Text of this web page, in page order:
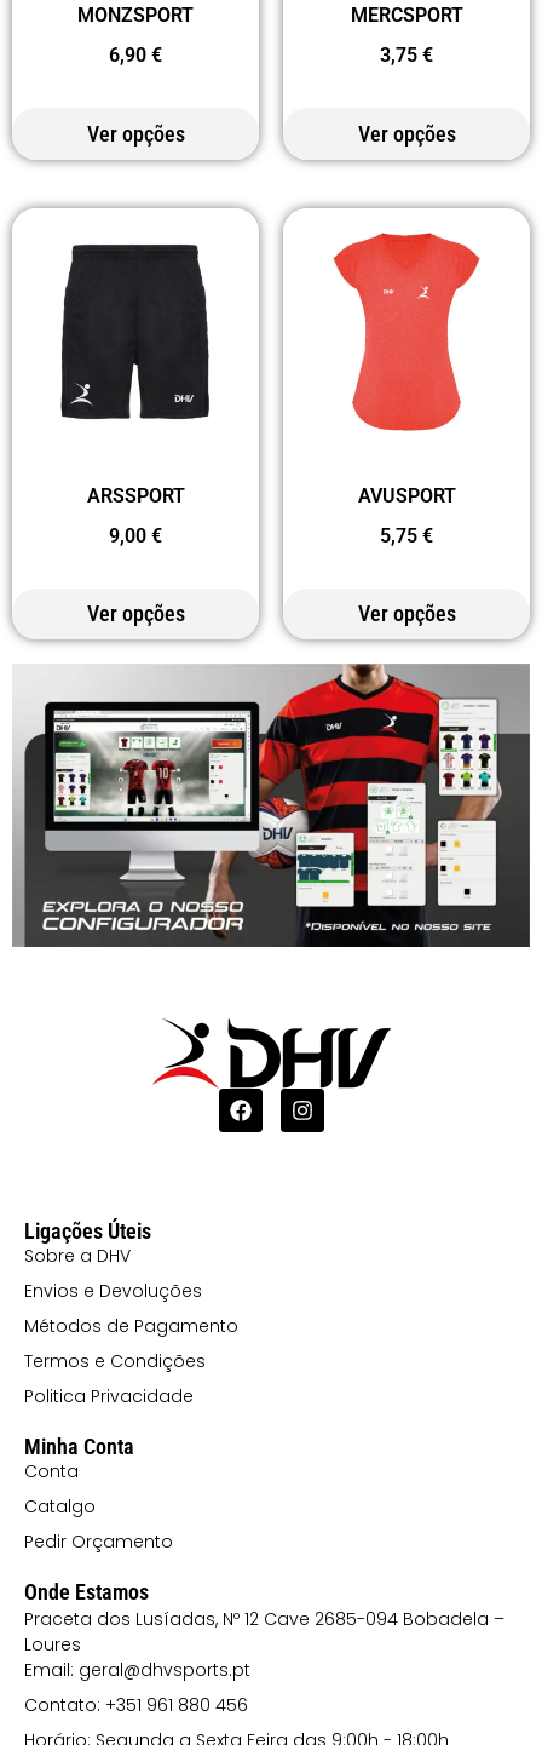
MONZSPORT
6,90 €
Ver opções
MERCSPORT
3,75 €
Ver opções
ARSSPORT
9,00 €
Ver opções
AVUSPORT
5,75 €
Ver opções
Ligações Úteis
Sobre a DHV
Envios e Devoluções
Métodos de Pagamento
Termos e Condições
Politica Privacidade
Minha Conta
Conta
Catalgo
Pedir Orçamento
Onde Estamos
Praceta dos Lusíadas, Nº 12 Cave 2685-094 Bobadela –
Loures
Email: geral@dhvsports.pt
Contato: +351 961 880 456
Horário: Segunda a Sexta Feira das 9:00h - 18:00h